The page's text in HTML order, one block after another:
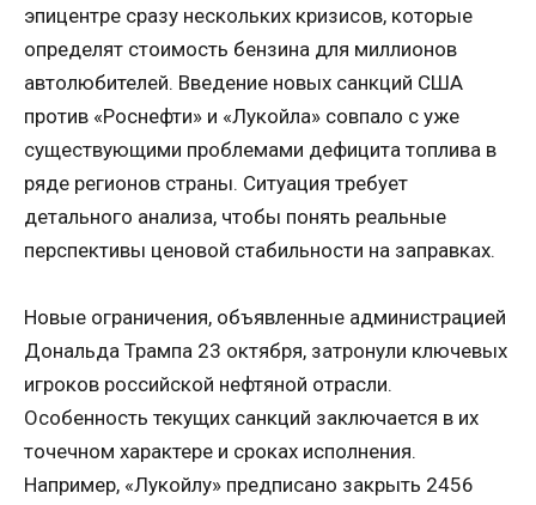
эпицентре сразу нескольких кризисов, которые
определят стоимость бензина для миллионов
автолюбителей. Введение новых санкций США
против «Роснефти» и «Лукойла» совпало с уже
существующими проблемами дефицита топлива в
ряде регионов страны. Ситуация требует
детального анализа, чтобы понять реальные
перспективы ценовой стабильности на заправках.
Новые ограничения, объявленные администрацией
Дональда Трампа 23 октября, затронули ключевых
игроков российской нефтяной отрасли.
Особенность текущих санкций заключается в их
точечном характере и сроках исполнения.
Например, «Лукойлу» предписано закрыть 2456